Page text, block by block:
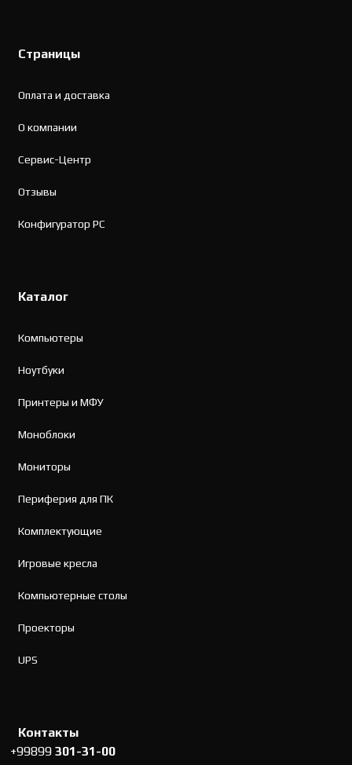
Страницы
Оплата и доставка
О компании
Сервис-Центр
Отзывы
Конфигуратор PC
Каталог
Компьютеры
Ноутбуки
Принтеры и МФУ
Моноблоки
Мониторы
Периферия для ПК
Комплектующие
Игровые кресла
Компьютерные столы
Проекторы
UPS
Контакты
+99899301-31-00